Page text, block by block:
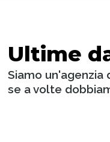
Ultime
Siamo un'agenzia
se a volte